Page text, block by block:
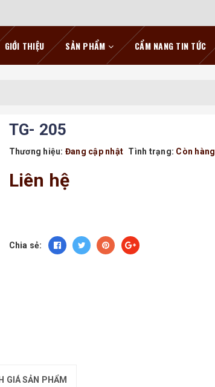
GIỚI THIỆU SẢN PHẨM CẨM NANG TIN TỨC
TG- 205
Thương hiệu: Đang cập nhật Tình trạng: Còn hàng
Liên hệ
Chia sẻ:
GIÁ SẢN PHẨM